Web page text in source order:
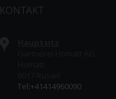
KONTAKT
Tel:+41414960090